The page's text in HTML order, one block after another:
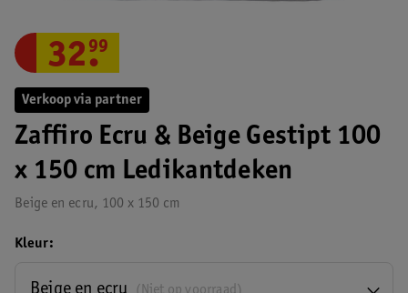
Verkoop via partner
Zaffiro Ecru & Beige Gestipt 100
x 150 cm Ledikantdeken
Beige en ecru, 100 x 150 cm
32.
99
Kleur